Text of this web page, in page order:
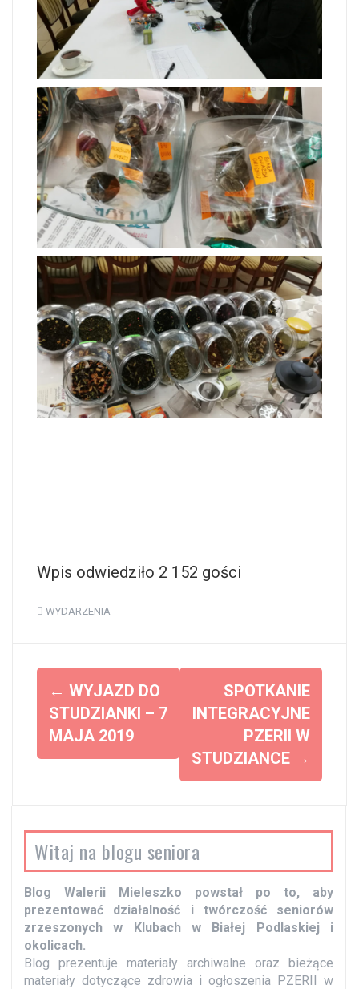
Wpis odwiedziło 2 152 gości
WYDARZENIA
a
w
p
i
s
y
← WYJAZD DO
STUDZIANKI – 7
MAJA 2019
SPOTKANIE
INTEGRACYJNE
PZERII W
STUDZIANCE →
Witaj na blogu seniora
Blog Walerii Mieleszko powstał po to, aby
prezentować działalność i twórczość seniorów
zrzeszonych w Klubach w Białej Podlaskiej i
okolicach.
Blog prezentuje materiały archiwalne oraz bieżące
materiały dotyczące zdrowia i ogłoszenia PZERII w